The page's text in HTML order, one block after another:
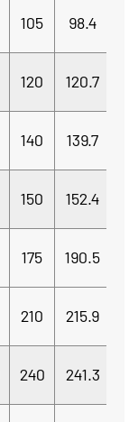
105 98.4
120 120.7
140 139.7
150 152.4
175 190.5
210 215.9
240 241.3